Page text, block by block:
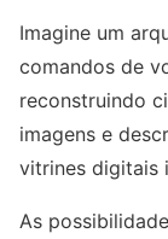
Imagine um
comandos de
reconstruindo
imagens e
vitrines digitais
As